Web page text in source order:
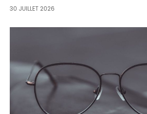
30 JUILLET 2026